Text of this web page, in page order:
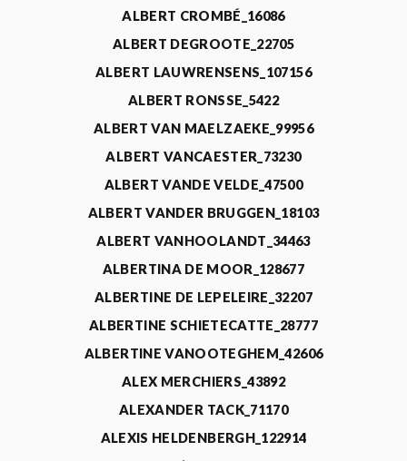
ALBERT CROMBÉ_16086
ALBERT DEGROOTE_22705
ALBERT LAUWRENSENS_107156
ALBERT RONSSE_5422
ALBERT VAN MAELZAEKE_99956
ALBERT VANCAESTER_73230
ALBERT VANDE VELDE_47500
ALBERT VANDER BRUGGEN_18103
ALBERT VANHOOLANDT_34463
ALBERTINA DE MOOR_128677
ALBERTINE DE LEPELEIRE_32207
ALBERTINE SCHIETECATTE_28777
ALBERTINE VANOOTEGHEM_42606
ALEX MERCHIERS_43892
ALEXANDER TACK_71170
ALEXIS HELDENBERGH_122914